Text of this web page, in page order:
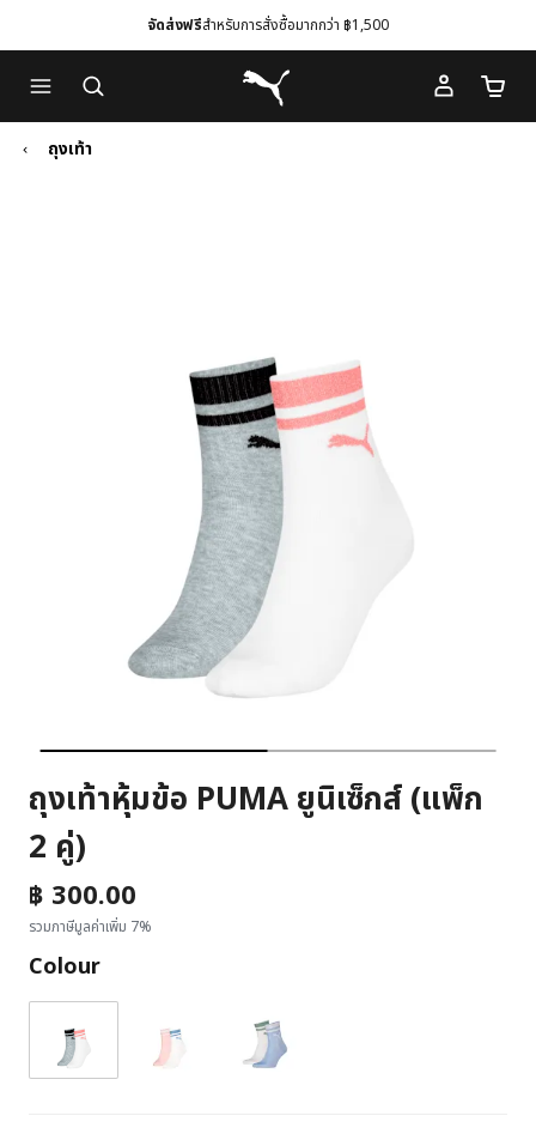
to
Main
content
to
Footer
Content
จัดส่งฟรีสำหรับการสั่งซื้อมากกว่า ฿1,500
Puma โฮม
จำนว
ถุงเท้า
ถุงเท้าหุ้มข้อ PUMA ยูนิเซ็กส์ (แพ็ก
2 คู่)
฿ 300.00
รวมภาษีมูลค่าเพิ่ม 7%
Colour